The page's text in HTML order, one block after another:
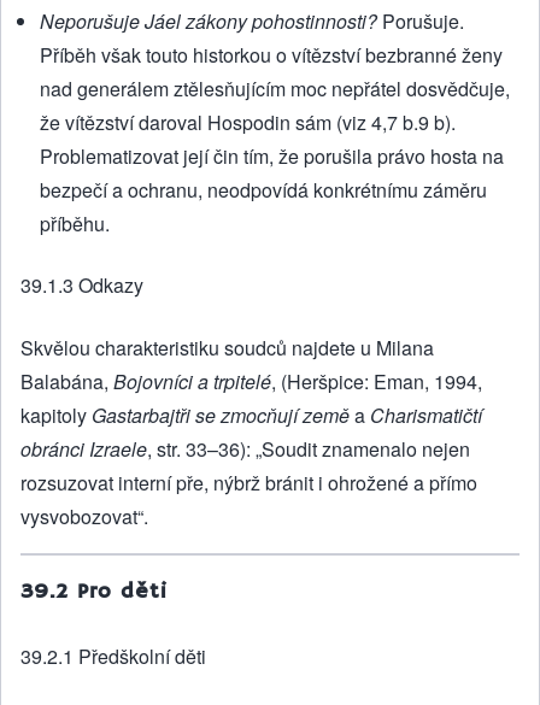
Neporušuje Jáel zákony pohostinnosti?Porušuje.
Příběh však touto historkou o vítězství bezbranné ženy
nad generálem ztělesňujícím moc nepřátel dosvědčuje,
že vítězství daroval Hospodin sám (viz 4,7 b.9 b).
Problematizovat její čin tím, že porušila právo hosta na
bezpečí a ochranu, neodpovídá konkrétnímu záměru
příběhu.
39.1.3 Odkazy
Skvělou charakteristiku soudců najdete u Milana
Balabána, Bojovníci a trpitelé, (Heršpice: Eman, 1994,
kapitoly Gastarbajtři se zmocňují zeměa Charismatičtí
obránci Izraele, str. 33–36): „Soudit znamenalo nejen
rozsuzovat interní pře, nýbrž bránit i ohrožené a přímo
vysvobozovat“.
39.2 Pro děti
39.2.1 Předškolní děti